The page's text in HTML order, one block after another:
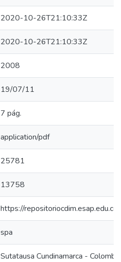
2020-10-26T21:10:33Z
2020-10-26T21:10:33Z
2008
19/07/11
7 pág.
application/pdf
25781
13758
https://
spa
Sutatausa Cundinamarca - Colombia